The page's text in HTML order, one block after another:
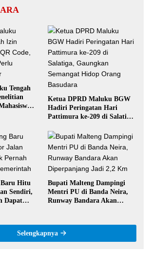
Tengah
Ketua DPRD Maluku BGW
Hadiri Peringatan Hari
Pattimura ke-209 di Salatiga,
Orang Basudara
Hitu
Sendiri,
Dapat
Bupati Malteng Dampingi
Mentri PU di Banda Neira,
Runway Bandara Akan
Selengkapnya